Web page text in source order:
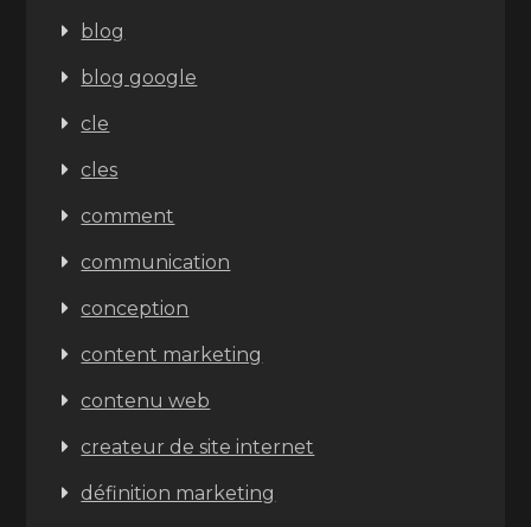
blog
blog google
cle
cles
comment
communication
conception
content marketing
contenu web
createur de site internet
définition marketing